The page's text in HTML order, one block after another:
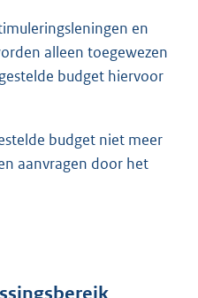
en
alleen toegewezen
budget hiervoor
budget niet meer
aanvragen door het